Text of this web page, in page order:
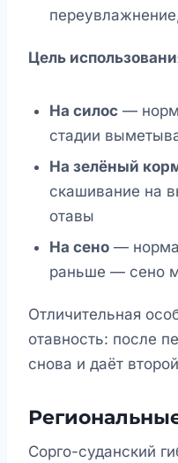
Цель
На силос —
стадии
На зелёный
скашивание на
отавы
На сено — норма
раньше — сено
Отличительная
отавность: после
снова и даёт
Сорго-суданский